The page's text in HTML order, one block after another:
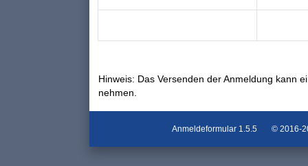
Hinweis: Das Versenden der Anmeldung kann
nehmen.
Anmeldeformular 1.5.5 © 2016-